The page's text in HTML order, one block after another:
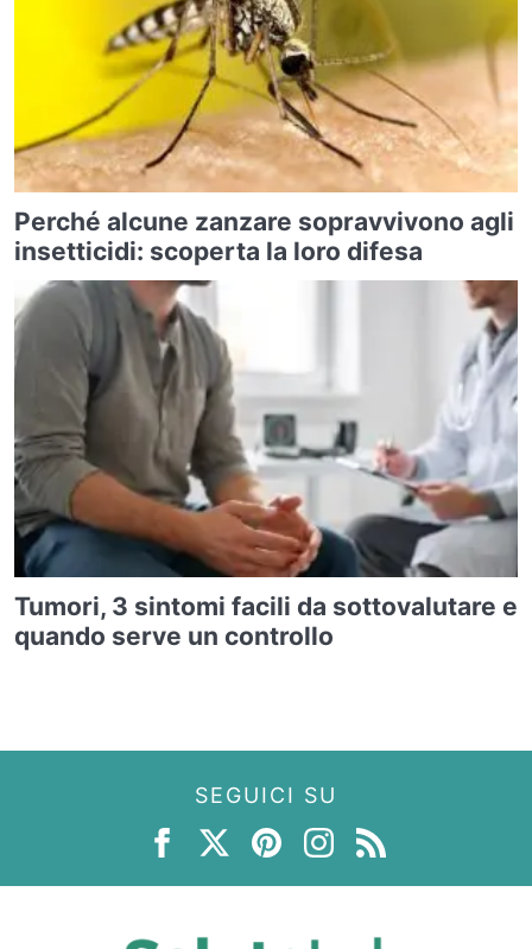
Perché alcune zanzare sopravvivono agli
insetticidi: scoperta la loro difesa
Tumori, 3 sintomi facili da sottovalutare e
quando serve un controllo
SEGUICI SU